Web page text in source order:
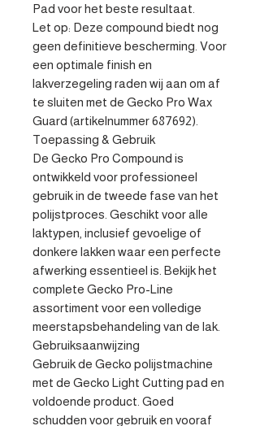
Pad voor het beste resultaat.
Let op: Deze compound biedt nog
geen definitieve bescherming. Voor
een optimale finish en
lakverzegeling raden wij aan om af
te sluiten met de Gecko Pro Wax
Guard (artikelnummer 687692).
Toepassing & Gebruik
De Gecko Pro Compound is
ontwikkeld voor professioneel
gebruik in de tweede fase van het
polijstproces. Geschikt voor alle
laktypen, inclusief gevoelige of
donkere lakken waar een perfecte
afwerking essentieel is. Bekijk het
complete Gecko Pro-Line
assortiment voor een volledige
meerstapsbehandeling van de lak.
Gebruiksaanwijzing
Gebruik de Gecko polijstmachine
met de Gecko Light Cutting pad en
voldoende product. Goed
schudden voor gebruik en vooraf